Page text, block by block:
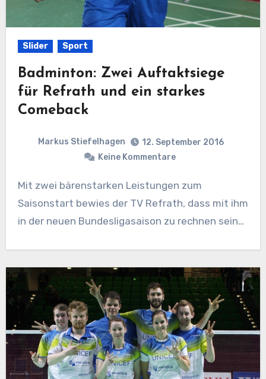
Slider Sport
Badminton: Zwei Auftaktsiege
für Refrath und ein starkes
Comeback
Markus Stiefelhagen
12. September 2016
Keine Kommentare
Mit zwei bärenstarken Leistungen zum
Saisonstart bewies der TV Refrath, dass mit ihm
in der neuen Bundesligasaison zu rechnen sein…